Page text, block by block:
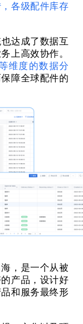
各级配件库存
达成了数据互
上高效协作。
维度的数据分
障全球配件的
，是一个从被
产品，设计好
和服务最终形